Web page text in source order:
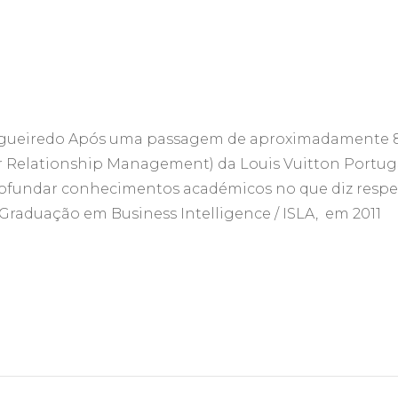
Após uma passagem de aproximadamente
Relationship Management) da Louis Vuitton
conhecimentos académicos no que diz
em Business Intelligence / ISLA, em 2011